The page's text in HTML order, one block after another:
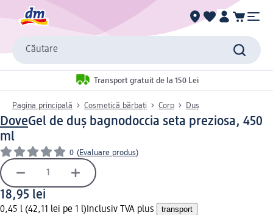
Căutare
Transport gratuit de la 150 Lei
Pagina principală Cosmetică bărbați Corp Duș
DoveGel de duș bagnodoccia seta preziosa, 450
ml
0 (Evaluare produs)
18,95 lei
0,45 l (42,11 lei pe 1 l) Inclusiv TVA plus transport